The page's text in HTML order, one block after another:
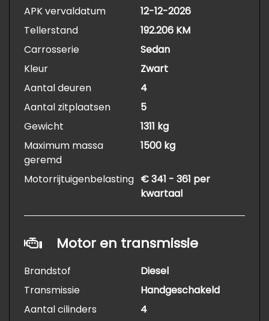
APK vervaldatum
12-12-2026
Tellerstand
192.206 KM
Carrosserie
Sedan
Kleur
Zwart
Aantal deuren
4
Aantal zitplaatsen
5
Gewicht
1311 kg
Maximum massa
geremd
1500 kg
Motorrijtuigenbelasting € 341 - 361 per
kwartaal
Motor en transmissie
Brandstof
Diesel
Transmissie
Handgeschakeld
Aantal cilinders
4